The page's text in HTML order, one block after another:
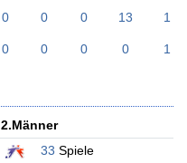
0 0 0 13 1
0 0 0 0 1
2.Männer
33 Spiele